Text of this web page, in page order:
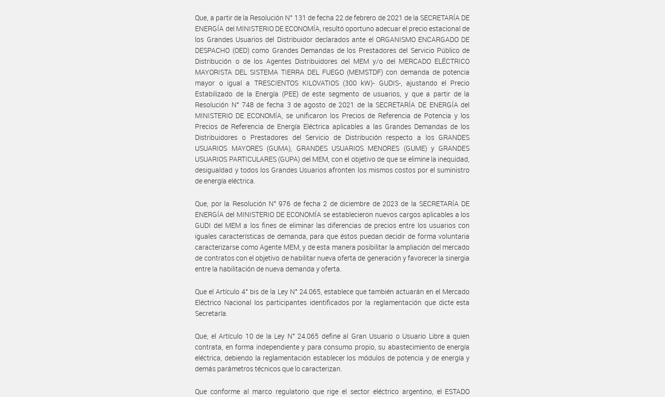
Que, a partir de la Resolución N° 131 de fecha 22 de febrero de 2021 de la SECRETARÍA DE
ENERGÍA del MINISTERIO DE ECONOMÍA, resultó oportuno adecuar el precio estacional de
los Grandes Usuarios del Distribuidor declarados ante el ORGANISMO ENCARGADO DE
DESPACHO (OED) como Grandes Demandas de los Prestadores del Servicio Público de
Distribución o de los Agentes Distribuidores del MEM y/o del MERCADO ELÉCTRICO
MAYORISTA DEL SISTEMA TIERRA DEL FUEGO (MEMSTDF) con demanda de potencia
mayor o igual a TRESCIENTOS KILOVATIOS (300 kW)- GUDIS-, ajustando el Precio
Estabilizado de la Energía (PEE) de este segmento de usuarios, y que a partir de la
Resolución N° 748 de fecha 3 de agosto de 2021 de la SECRETARÍA DE ENERGÍA del
MINISTERIO DE ECONOMÍA, se unificaron los Precios de Referencia de Potencia y los
Precios de Referencia de Energía Eléctrica aplicables a las Grandes Demandas de los
Distribuidores o Prestadores del Servicio de Distribución respecto a los GRANDES
USUARIOS MAYORES (GUMA), GRANDES USUARIOS MENORES (GUME) y GRANDES
USUARIOS PARTICULARES (GUPA) del MEM, con el objetivo de que se elimine la inequidad,
desigualdad y todos los Grandes Usuarios afronten los mismos costos por el suministro
de energía eléctrica.
Que, por la Resolución N° 976 de fecha 2 de diciembre de 2023 de la SECRETARÍA DE
ENERGÍA del MINISTERIO DE ECONOMÍA se establecieron nuevos cargos aplicables a los
GUDI del MEM a los fines de eliminar las diferencias de precios entre los usuarios con
iguales características de demanda, para que éstos puedan decidir de forma voluntaria
caracterizarse como Agente MEM, y de esta manera posibilitar la ampliación del mercado
de contratos con el objetivo de habilitar nueva oferta de generación y favorecer la sinergia
entre la habilitación de nueva demanda y oferta.
Que el Artículo 4° bis de la Ley N° 24.065, establece que también actuarán en el Mercado
Eléctrico Nacional los participantes identificados por la reglamentación que dicte esta
Secretaría.
Que, el Artículo 10 de la Ley N° 24.065 define al Gran Usuario o Usuario Libre a quien
contrata, en forma independiente y para consumo propio, su abastecimiento de energía
eléctrica, debiendo la reglamentación establecer los módulos de potencia y de energía y
demás parámetros técnicos que lo caracterizan.
Que conforme al marco regulatorio que rige el sector eléctrico argentino, el ESTADO